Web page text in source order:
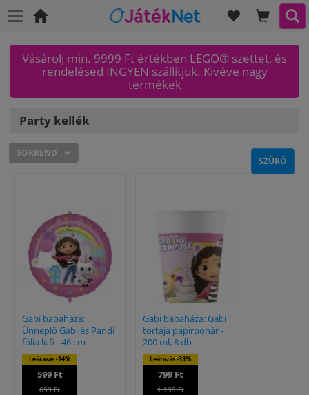
Főoldal
Vásárolj min. 9999 Ft értékben LEGO® szettet, és
rendelésed INGYEN szállítjuk. Kivéve nagy
termékek
Party kellék
SZŰRŐ
SORREND
Gabi babaháza:
Ünneplő Gabi és Pandi
fólia lufi - 46 cm
Leárazás -14%
599 Ft
699 Ft
Gabi babaháza: Gabi
tortája papírpohár -
200 ml, 8 db
Leárazás -33%
799 Ft
1 199 Ft